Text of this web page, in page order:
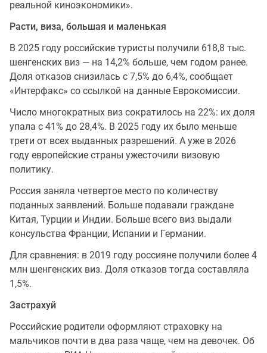
реальной киноэкономики».
Расти, виза, большая и маленькая
В 2025 году российские туристы получили 618,8 тыс.
шенгенских виз — на 14,2% больше, чем годом ранее.
Доля отказов снизилась с 7,5% до 6,4%, сообщает
«Интерфакс» со ссылкой на данные Еврокомиссии.
Число многократных виз сократилось на 22%: их доля
упала с 41% до 28,4%. В 2025 году их было меньше
трети от всех выданных разрешений. А уже в 2026
году европейские страны ужесточили визовую
политику.
Россия заняла четвертое место по количеству
поданных заявлений. Больше подавали граждане
Китая, Турции и Индии. Больше всего виз выдали
консульства Франции, Испании и Германии.
Для сравнения: в 2019 году россияне получили более 4
млн шенгенских виз. Доля отказов тогда составляла
1,5%.
Застрахуй
Российские родители оформляют страховку на
мальчиков почти в два раза чаще, чем на девочек. Об